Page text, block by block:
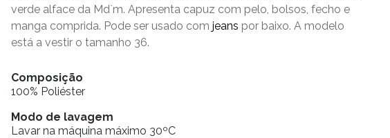
verde alface da Md`m. Apresenta capuz com pelo, bolsos, fecho e
manga comprida. Pode ser usado comjeans por baixo. A modelo
está a vestir o tamanho 36.
Composição
100% Poliéster
Modo de lavagem
Lavar na máquina máximo 30ºC